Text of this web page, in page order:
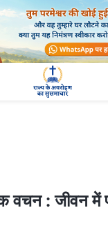
वचन : जीवन